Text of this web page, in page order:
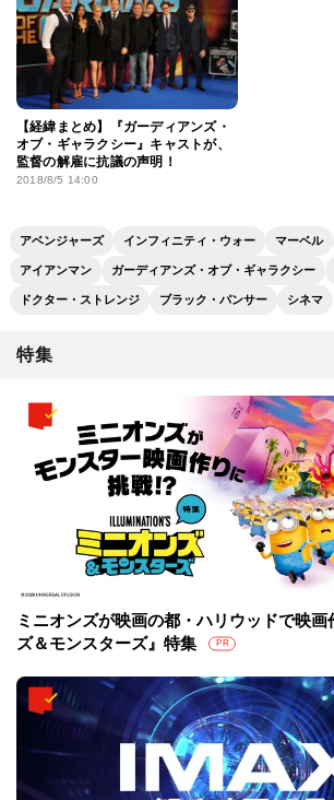
【経緯まとめ】『ガーディアンズ・
オブ・ギャラクシー』キャストが、
監督の解雇に抗議の声明！
2018/8/5 14:00
アベンジャーズ インフィニティ・ウォー マーベル
アイアンマン ガーディアンズ・オブ・ギャラクシー
ドクター・ストレンジ ブラック・パンサー シネマ
特集
ミニオンズが映画の都・ハリウッドで映
ズ＆モンスターズ』特集
PR